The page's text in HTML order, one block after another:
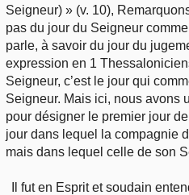
Seigneur) » (v. 10),
pas du jour du Seigneur
parle, à savoir du jour du
expression en 1
Seigneur, c’est le jour qui
Seigneur. Mais ici, nous avons
pour désigner le premier jour
jour dans lequel la compagnie
mais dans lequel celle de son
Il fut en Esprit et soudain